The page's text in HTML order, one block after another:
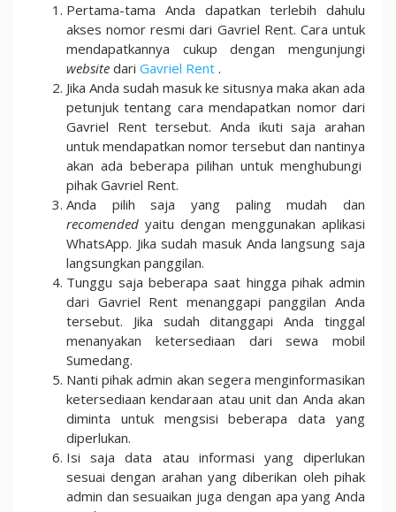
Pertama-tama Anda dapatkan terlebih dahulu
akses nomor resmi dari Gavriel Rent. Cara untuk
mendapatkannya cukup dengan mengunjungi
website dari Gavriel Rent .
Jika Anda sudah masuk ke situsnya maka akan ada
petunjuk tentang cara mendapatkan nomor dari
Gavriel Rent tersebut. Anda ikuti saja arahan
untuk mendapatkan nomor tersebut dan nantinya
akan ada beberapa pilihan untuk menghubungi
pihak Gavriel Rent.
Anda pilih saja yang paling mudah dan
recomended yaitu dengan menggunakan aplikasi
WhatsApp. Jika sudah masuk Anda langsung saja
langsungkan panggilan.
Tunggu saja beberapa saat hingga pihak admin
dari Gavriel Rent menanggapi panggilan Anda
tersebut. Jika sudah ditanggapi Anda tinggal
menanyakan ketersediaan dari sewa mobil
Sumedang.
Nanti pihak admin akan segera menginformasikan
ketersediaan kendaraan atau unit dan Anda akan
diminta untuk mengsisi beberapa data yang
diperlukan.
Isi saja data atau informasi yang diperlukan
sesuai dengan arahan yang diberikan oleh pihak
admin dan sesuaikan juga dengan apa yang Anda